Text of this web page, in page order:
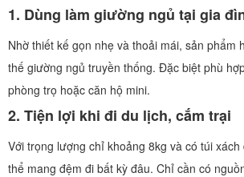
1. Dùng làm giường ngủ tại gia
Nhờ thiết kế gọn nhẹ và thoải mái, sản phẩm
thế giường ngủ truyền thống. Đặc biệt phù
phòng trọ hoặc căn hộ mini.
2. Tiện lợi khi đi du lịch, cắm trại
Với trọng lượng chỉ khoảng 8kg và có túi
thể mang đệm đi bất kỳ đâu. Chỉ cần có